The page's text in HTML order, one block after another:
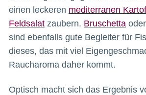
einen leckeren mediterranen
Feldsalatzaubern. Bruschetta
sind ebenfalls gute Begleiter für
dieses, das mit viel
Raucharoma daher kommt.
Optisch macht sich das Ergebnis